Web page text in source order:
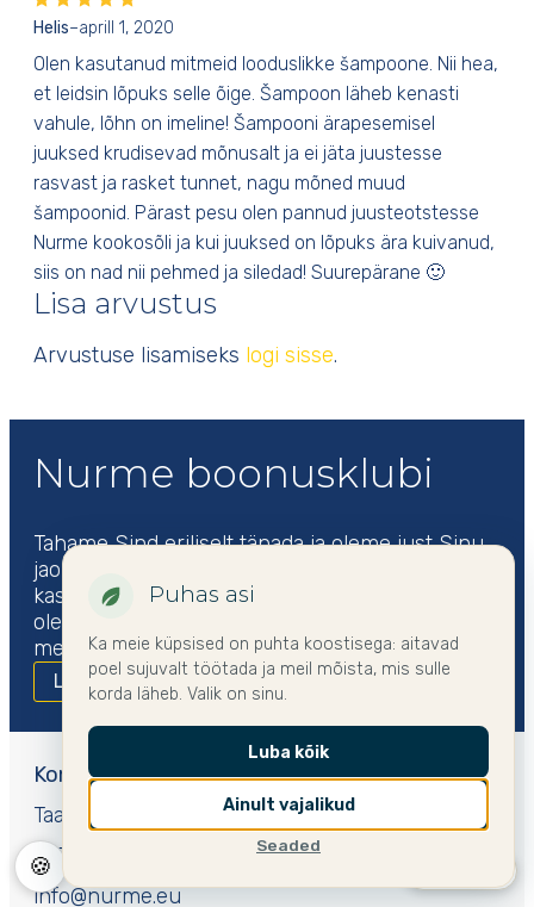
Helis–aprill 1, 2020
Olen kasutanud mitmeid looduslikke šampoone. Nii hea,
et leidsin lõpuks selle õige. Šampoon läheb kenasti
vahule, lõhn on imeline! Šampooni ärapesemisel
juuksed krudisevad mõnusalt ja ei jäta juustesse
rasvast ja rasket tunnet, nagu mõned muud
šampoonid. Pärast pesu olen pannud juusteotstesse
Nurme kookosõli ja kui juuksed on lõpuks ära kuivanud,
siis on nad nii pehmed ja siledad! Suurepärane 🙂
Lisa arvustus
Arvustuse lisamiseks logi sisse.
Nurme boonusklubi
Tahame Sind eriliselt tänada ja oleme just Sinu
jaoks loonud Nurme boonusklubi. Vahet ei ole,
kas Sa leidsid meid just paar minutit tagasi või
oled meie ustav klient olnud juba pikki aastaid –
meil on alati siiras rõõm, et valid Nurme.
Loe edasi
Kontakt
Taara pst 1, 45109, Tapa
+372 5199 4494
info@nurme.eu
Puhas asi
Ka meie küpsised on puhta koostisega: aitavad
poel sujuvalt töötada ja meil mõista, mis sulle
korda läheb. Valik on sinu.
Ainult vajalikud
Seaded
Luba kõik
🍪